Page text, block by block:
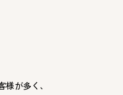
が多く、